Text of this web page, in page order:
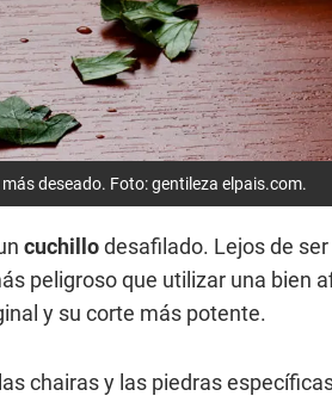
deseado. Foto: gentileza elpais.com.
cuchillodesafilado. Lejos de
peligroso que utilizar una bien
y su corte más potente.
chairas y las piedras